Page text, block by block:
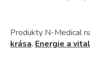
Produkty N-Medical
krása, Energie a